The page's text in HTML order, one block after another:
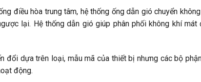
điều hòa trung tâm, hệ thống ống dẫn gió chuyển
lại. Hệ thống dẫn gió giúp phân phối không khí mát
đổi dựa trên loại, mẫu mã của thiết bị nhưng các bộ
động.